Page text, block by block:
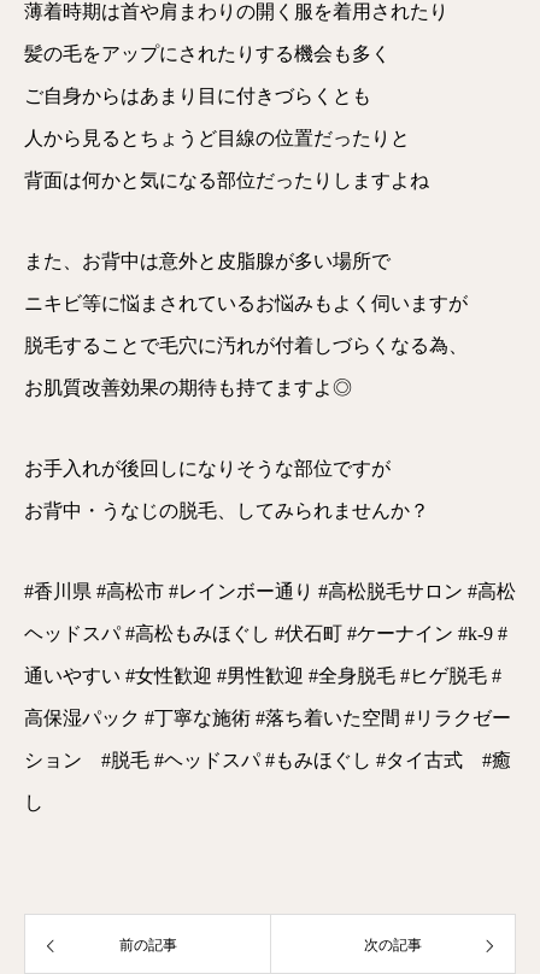
薄着時期は首や肩まわりの開く服を着用されたり
髪の毛をアップにされたりする機会も多く
ご自身からはあまり目に付きづらくとも
人から見るとちょうど目線の位置だったりと
背面は何かと気になる部位だったりしますよね
また、お背中は意外と皮脂腺が多い場所で
ニキビ等に悩まされているお悩みもよく伺いますが
脱毛することで毛穴に汚れが付着しづらくなる為、
お肌質改善効果の期待も持てますよ◎
お手入れが後回しになりそうな部位ですが
お背中・うなじの脱毛、してみられませんか？
#香川県 #高松市 #レインボー通り #高松脱毛サロン #高松
ヘッドスパ #高松もみほぐし #伏石町 #ケーナイン #k-9 #
通いやすい #女性歓迎 #男性歓迎 #全身脱毛 #ヒゲ脱毛 #
高保湿パック #丁寧な施術 #落ち着いた空間 #リラクゼー
ション #脱毛 #ヘッドスパ #もみほぐし #タイ古式 #癒
し
前の記事 次の記事